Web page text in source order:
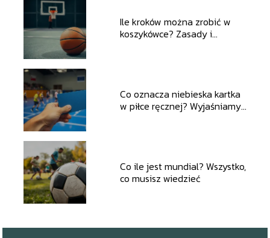
Ile kroków można zrobić w
koszykówce? Zasady i
Co oznacza niebieska kartka
w piłce ręcznej? Wyjaśniamy
Co ile jest mundial? Wszystko,
co musisz wiedzieć